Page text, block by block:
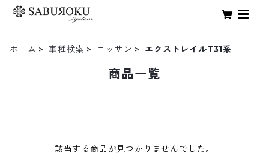
ホーム 車種検索 ニッサン エクストレイルT31系
商品一覧
該当する商品が見つかりませんでした。